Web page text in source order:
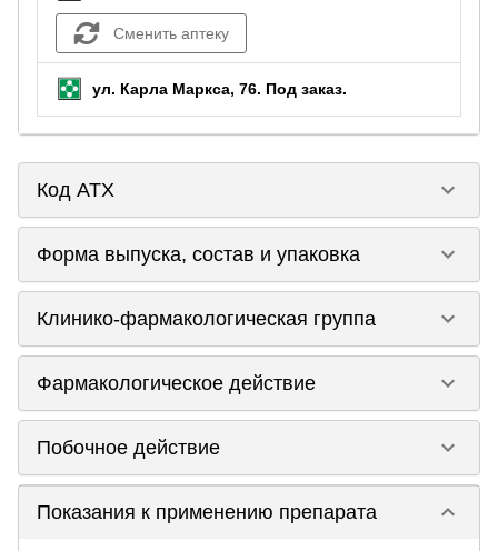
Сменить аптеку
ул. Карла Маркса, 76. Под заказ.
Код ATX keyboard_arrow_down
Форма выпуска, состав и упаковка keyboard_arrow_down
Клинико-фармакологическая группа keyboard_arrow_down
Фармакологическое действие keyboard_arrow_down
Побочное действие keyboard_arrow_down
Показания к применению препарата keyboard_arrow_down